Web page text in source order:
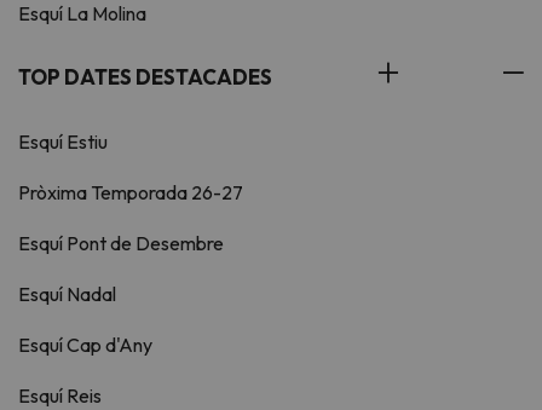
Esquí La Molina
TOP DATES DESTACADES
Esquí Estiu
Pròxima Temporada 26-27
Esquí Pont de Desembre
Esquí Nadal
Esquí Cap d'Any
Esquí Reis